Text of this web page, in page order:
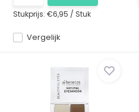
Vergelijk
Stukprijs:€6,95 / Stuk